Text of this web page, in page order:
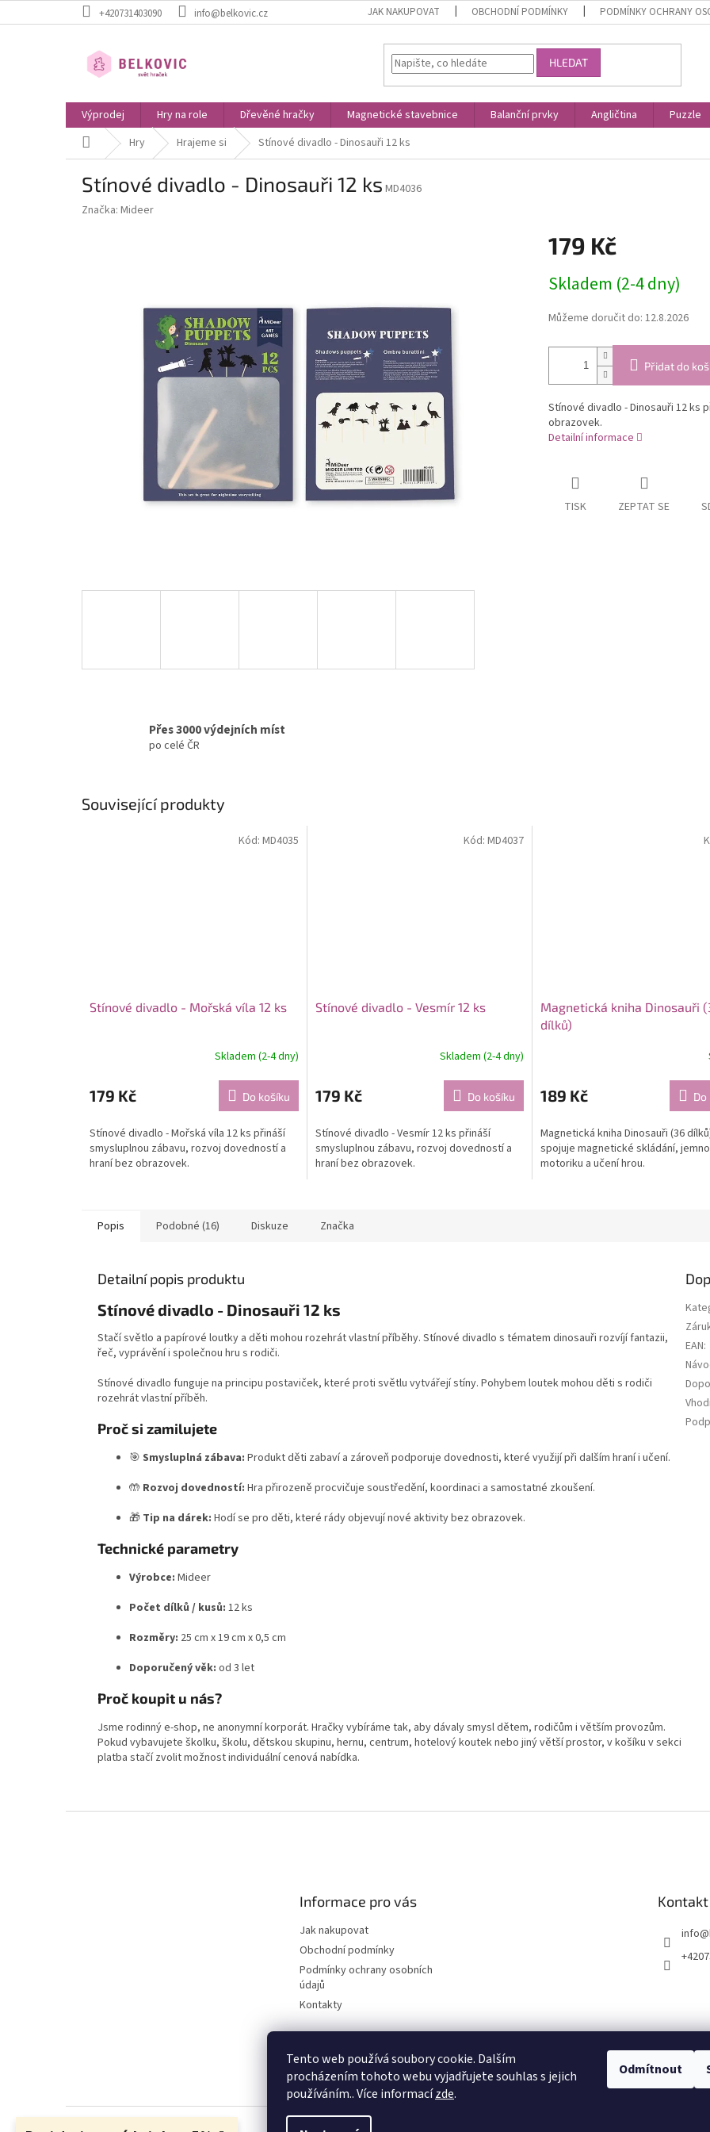
Tento web používá soubory cookie. Dalším
procházením tohoto webu vyjadřujete souhlas s jejich
používáním.. Více informacízde.
Odmítnout
na
+420731403090 info@belkovic.cz JAK NAKUPOVAT OBCHODNÍ PODMÍNKY PODMÍNKY OCHRANY
HLEDAT
Výprodej Hry na role Dřevěné hračky Magnetické stavebnice Balanční prvky Angličtina Puzzle
Domů Hry Hrajeme si Stínové divadlo - Dinosauři 12 ks
Stínové divadlo - Dinosauři 12 ks MD4036
Značka: Mideer
179 Kč
cena:
Skladem (2-4 dny)
Můžeme doručit do: 12.8.2026
Přidat do
Stínové divadlo - Dinosauři 12 ks
obrazovek.
Detailní informace
TISK ZEPTAT SE
Přes 3000 výdejních míst
po celé ČR
Související produkty
Stínové divadlo - Mořská víla 12 ks
Skladem (2-4 dny)
179 Kč Do košíku
Stínové divadlo - Mořská víla 12 ks přináší
smysluplnou zábavu, rozvoj dovedností a
hraní bez obrazovek.
Kód: MD4035
Stínové divadlo - Vesmír 12 ks
Skladem (2-4 dny)
179 Kč Do košíku
Stínové divadlo - Vesmír 12 ks přináší
smysluplnou zábavu, rozvoj dovedností a
hraní bez obrazovek.
Kód: MD4037
Magnetická kniha Dinosauři
dílků)
189 Kč Do
Magnetická kniha Dinosauři (36
spojuje magnetické skládání,
motoriku a učení hrou.
Popis Podobné (16) Diskuze Značka
Detailní popis produktu
Stínové divadlo - Dinosauři 12 ks
Stačí světlo a papírové loutky a děti mohou rozehrát vlastní příběhy. Stínové divadlo s tématem dinosauři rozvíjí fantazii,
řeč, vyprávění i společnou hru s rodiči.
Stínové divadlo funguje na principu postaviček, které proti světlu vytvářejí stíny. Pohybem loutek mohou děti s rodiči
rozehrát vlastní příběh.
Proč si zamilujete
🎯 Smysluplná zábava: Produkt děti zabaví a zároveň podporuje dovednosti, které využijí při dalším hraní i učení.
🤲 Rozvoj dovedností: Hra přirozeně procvičuje soustředění, koordinaci a samostatné zkoušení.
🎁 Tip na dárek: Hodí se pro děti, které rády objevují nové aktivity bez obrazovek.
Technické parametry
Výrobce: Mideer
Počet dílků / kusů: 12 ks
Rozměry: 25 cm x 19 cm x 0,5 cm
Doporučený věk: od 3 let
Proč koupit u nás?
Jsme rodinný e-shop, ne anonymní korporát. Hračky vybíráme tak, aby dávaly smysl dětem, rodičům i větším provozům.
Pokud vybavujete školku, školu, dětskou skupinu, hernu, centrum, hotelový koutek nebo jiný větší prostor, v košíku v sekci
platba stačí zvolit možnost individuální cenová nabídka.
EAN:
Informace pro vás
Jak nakupovat
Obchodní podmínky
Podmínky ochrany osobních
údajů
Kontakty
Kontakt
info@